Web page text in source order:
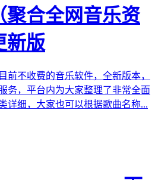
聚合全网音乐资
新版
前不收费的音乐软件，全新版本，
务，平台内为大家整理了非常全面
详细，大家也可以根据歌曲名称...